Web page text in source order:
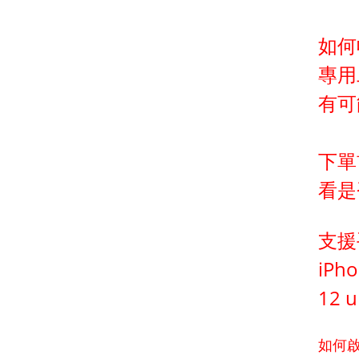
如
專
有
下
看
支
12
如何